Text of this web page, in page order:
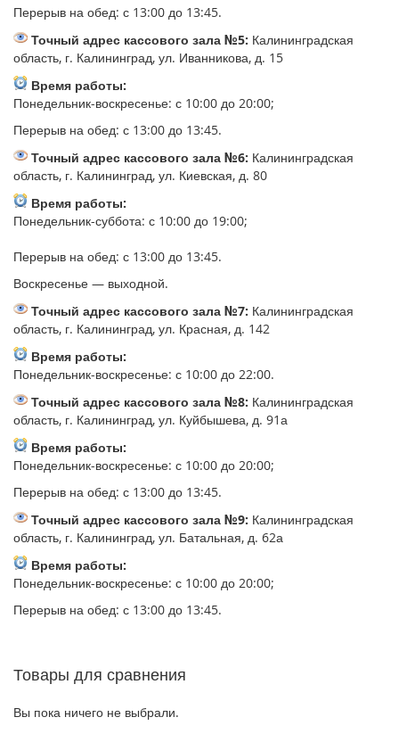
Перерыв на обед: с 13:00 до 13:45.
Точный адрес кассового зала №5: Калининградская
область, г. Калининград, ул. Иванникова, д. 15
Время работы:
Понедельник-воскресенье: с 10:00 до 20:00;
Перерыв на обед: с 13:00 до 13:45.
Точный адрес кассового зала №6: Калининградская
область, г. Калининград, ул. Киевская, д. 80
Время работы:
Понедельник-суббота: с 10:00 до 19:00;
Перерыв на обед: с 13:00 до 13:45.
Воскресенье — выходной.
Точный адрес кассового зала №7: Калининградская
область, г. Калининград, ул. Красная, д. 142
Время работы:
Понедельник-воскресенье: с 10:00 до 22:00.
Точный адрес кассового зала №8: Калининградская
область, г. Калининград, ул. Куйбышева, д. 91а
Время работы:
Понедельник-воскресенье: с 10:00 до 20:00;
Перерыв на обед: с 13:00 до 13:45.
Точный адрес кассового зала №9: Калининградская
область, г. Калининград, ул. Батальная, д. 62а
Время работы:
Понедельник-воскресенье: с 10:00 до 20:00;
Перерыв на обед: с 13:00 до 13:45.
Товары для сравнения
Вы пока ничего не выбрали.